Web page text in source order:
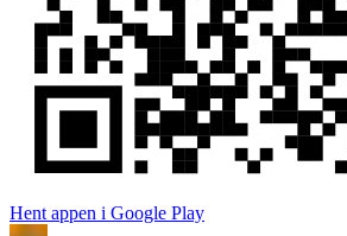
Hent appen i Google Play